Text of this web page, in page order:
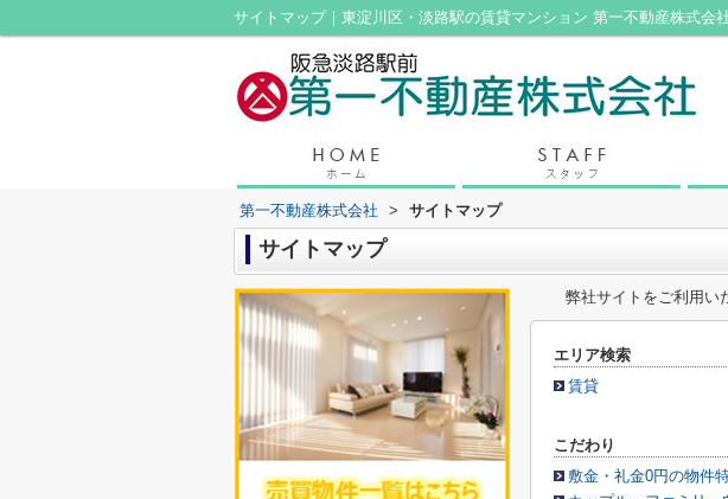
サイトマップ｜東淀川区・淡路駅の賃貸マンション 第一不動産株式会
第一不動産株式会社 > サイトマップ
サイトマップ
弊社サイトをご利用い
エリア検索
賃貸
こだわり
敷金・礼金0円の物件